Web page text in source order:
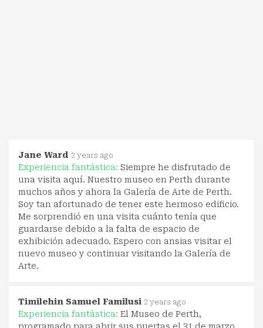
Jane Ward 2 years ago
Experiencia fantástica: Siempre he disfrutado de
una visita aquí. Nuestro museo en Perth durante
muchos años y ahora la Galería de Arte de Perth.
Soy tan afortunado de tener este hermoso edificio.
Me sorprendió en una visita cuánto tenía que
guardarse debido a la falta de espacio de
exhibición adecuado. Espero con ansias visitar el
nuevo museo y continuar visitando la Galería de
Arte.
Timilehin Samuel Familusi 2 years ago
Experiencia fantástica: El Museo de Perth,